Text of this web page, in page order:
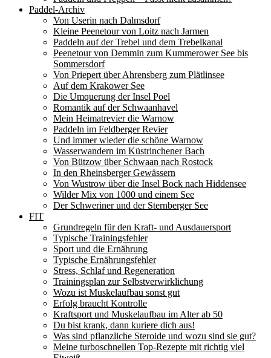
Paddel-Archiv
Von Userin nach Dalmsdorf
Kleine Peenetour von Loitz nach Jarmen
Paddeln auf der Trebel und dem Trebelkanal
Peenetour von Demmin zum Kummerower See bis
Sommersdorf
Von Priepert über Ahrensberg zum Plätlinsee
Auf dem Krakower See
Die Umquerung der Insel Poel
Romantik auf der Schwaanhavel
Mein Heimatrevier die Warnow
Paddeln im Feldberger Revier
Und immer wieder die schöne Warnow
Wasserwandern im Küstrinchener Bach
Von Bützow über Schwaan nach Rostock
In den Rheinsberger Gewässern
Von Wustrow über die Insel Bock nach Hiddensee
Wilder Mix von 1000 und einem See
Der Schweriner und der Sternberger See
FIT
Grundregeln für den Kraft- und Ausdauersport
Typische Trainingsfehler
Sport und die Ernährung
Typische Ernährungsfehler
Stress, Schlaf und Regeneration
Trainingsplan zur Selbstverwirklichung
Wozu ist Muskelaufbau sonst gut
Erfolg braucht Kontrolle
Kraftsport und Muskelaufbau im Alter ab 50
Du bist krank, dann kuriere dich aus!
Was sind pflanzliche Steroide und wozu sind sie gut?
Meine turboschnellen Top-Rezepte mit richtig viel